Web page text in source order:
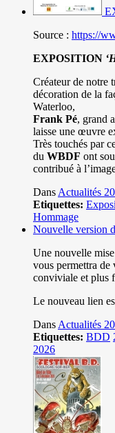
Source : https://
EXPOSITION
Créateur de notre
décoration de la
Waterloo,
Frank Pé, grand
laisse une œuvre
Très touchés par
du WBDF ont
contribué à
Dans Actualités
Etiquettes:
Hommage
Nouvelle version
Une nouvelle
vous permettra de
conviviale et plus
Le nouveau lien
Dans Actualités
Etiquettes: BDD
2026